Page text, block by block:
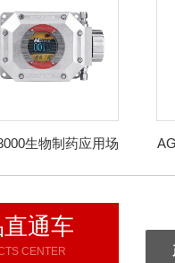
生物制药应用场
通车
CENTER